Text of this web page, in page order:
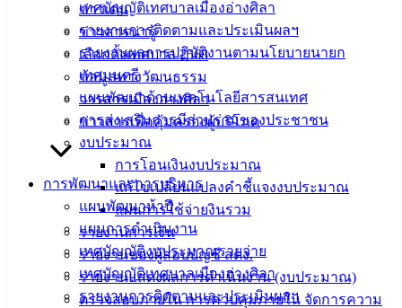
เทศบัญญัติเทศบาลเมืองอ่างศิลา
รายงานการติดตามและประเมินผลฯ
รายงานผลการปฏิบัติงานตามนโยบายนายก
เทศมนตรี
แผนพัฒนาด้านเทคโนโลยีสารสนเทศ
การส่งเสริมการมีส่วนร่วมของประชาชน
งบประมาณ
การโอนเงินงบประมาณ
แก้ไขเปลี่ยนแปลงคำชี้แจงงบประมาณ
แผนการใช้จ่ายงินรวม
รายงานการเงิน
รายงานของผู้สอบบัญชี สตง.
รายงานแสดงผลการดำเนินงาน (งบประมาณ)
ตรวจสอบภายใน การควบคุมภายใน จัดการความ
ข่าวเด่น
ข่าวสารน่ารู้
เลือกตั้งเทศบาล 2568
ข้อมูลทางวัฒนธรรม
วารสารเมืองอ่างศิลา
ข่าวสารเพื่อคุ้มครองผู้บริโภค
การพัฒนาและการบริหาร
แผนพัฒนาห้าปี
แผนการดำเนินงาน
เทศบัญญัติงบประมาณรายจ่าย
เทศบัญญัติเทศบาลเมืองอ่างศิลา
รายงานการติดตามและประเมินผลฯ
ประชาชน/
คู่มือการ
ปฏิบัติ
งาน
ข่าวสาร
น่ารู้
ศุนย์
ข่าวสาร
อิเล็กทรอนิกส์
องค์
ความรู้
(Knowledge
Management)